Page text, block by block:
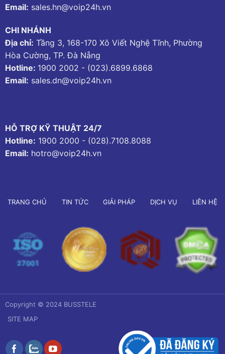
Email: sales.hn@voip24h.vn
CHI NHÁNH
Địa chỉ: Tầng 3, 168-170 Xô Viết Nghệ Tĩnh, Phường
Hòa Cường, TP. Đà Nẵng
Hotline: 1900 2002 - (023).6899.6868
Email: sales.dn@voip24h.vn
HỖ TRỢ KỸ THUẬT 24/7
Hotline: 1900 2000 - (028).7108.8088
Email: hotro@voip24h.vn
TRANG CHỦ TIN TỨC GIẢI PHÁP DỊCH VỤ LIÊN HỆ
Copyright © 2024 BUSSTELE
SITE MAP